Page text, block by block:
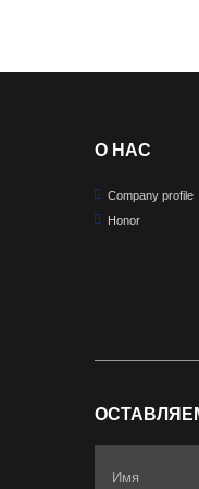
О НАС
Company profile
Honor